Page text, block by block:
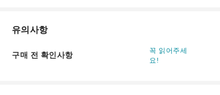
유의사항
구매 전 확인사항
꼭 읽어주세
요!